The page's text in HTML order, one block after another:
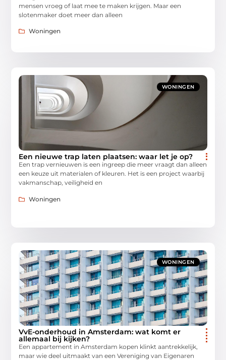
mensen vroeg of laat mee te maken krijgen. Maar een
slotenmaker doet meer dan alleen
Woningen
WONINGEN
Een nieuwe trap laten plaatsen: waar let je op?
Een trap vernieuwen is een ingreep die meer vraagt dan alleen
een keuze uit materialen of kleuren. Het is een project waarbij
vakmanschap, veiligheid en
Woningen
WONINGEN
VvE-onderhoud in Amsterdam: wat komt er
allemaal bij kijken?
Een appartement in Amsterdam kopen klinkt aantrekkelijk,
maar wie deel uitmaakt van een Vereniging van Eigenaren